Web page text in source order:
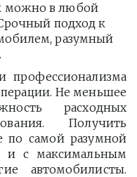
можно в любой
подход к
разумный
профессионализма
Не меньшее
расходных
Получить
по самой разумной
и с максимальным
автомобилисты.